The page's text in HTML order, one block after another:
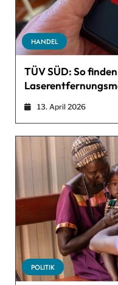
HANDEL
TÜV SÜD: So
13. April 2026
POLITIK